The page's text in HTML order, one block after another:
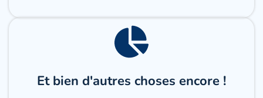
Et bien d'autres choses encore !